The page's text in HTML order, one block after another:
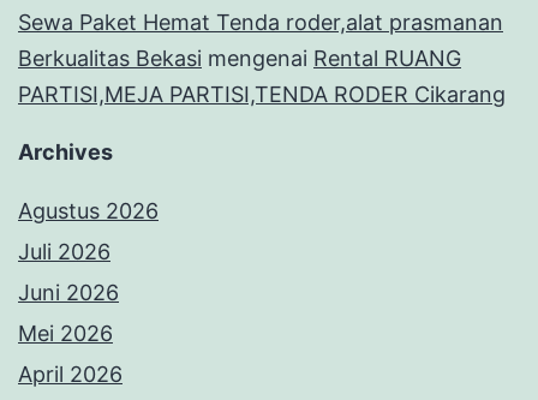
Sewa Paket Hemat Tenda roder,alat prasmanan
Berkualitas Bekasi mengenai Rental RUANG
PARTISI,MEJA PARTISI,TENDA RODER Cikarang
Archives
Agustus 2026
Juli 2026
Juni 2026
Mei 2026
April 2026